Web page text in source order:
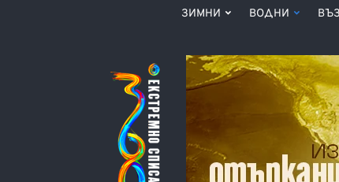
ЗИМНИ ВОДНИ
Списание
360°